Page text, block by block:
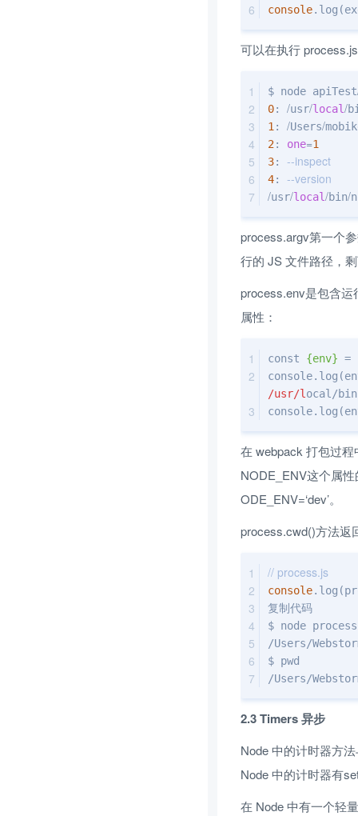
console
可以在执行
$ node apiTest
0: /usr/local/
1 : /Users/
2: one=1
3: --inspect
4: --version
/usr/local/bin/
process.argv第一个
行的 JS 文件路径，
process.env是包含
属性：
const {env} =
/usr/l ocal/
在 webpack 打包过
NODE_ENV这个属
ODE_ENV=‘dev’。
process.cwd()方法返
// process.js
console
复制代码
$ node
/Users/
$ pwd
/Users/
2.3 Timers 异步
Node 中的计时器方
Node 中的计时器有
在 Node 中有一个轻